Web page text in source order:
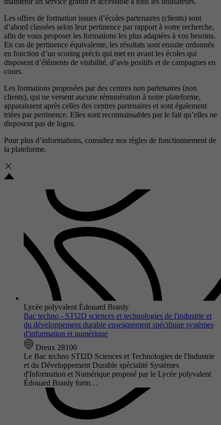
Les offres de formation issues d’écoles partenaires (clients) sont
d’abord classées selon leur pertinence par rapport à votre recherche,
afin de vous proposer les formations les plus adaptées à vos besoins.
En cas de pertinence équivalente, les résultats sont ensuite ordonnés
en fonction d’un scoring précis qui met en avant les écoles qui
disposent d’éléments de visibilité, d’avis positifs et de campagnes en
cours.
Les formations proposées par des centres non partenaires (non
clients), qui ne versent aucune rémunération à notre plateforme,
apparaissent après celles des centres partenaires et sont également
triées par pertinence. Elles sont reconnaissables par le fait qu’elles ne
disposent pas de logos.
Pour plus d’informations, consultez nos règles de fonctionnement de
la plateforme.
Lycée polyvalent Édouard Branly
Bac techno - STI2D sciences et technologies de l'industrie et
du développement durable enseignement spécifique systèmes
d'information et numérique
Dreux 28100
Le Bac techno STI2D Sciences et Technologies de l'Industrie
et du Développement Durable spécialité Systèmes
d'Information et Numérique proposé par le Lycée polyvalent
Édouard Branly form…